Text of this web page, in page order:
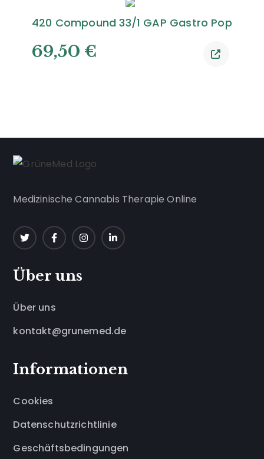
420 Compound 33/1 GAP Gastro Pop
69,50 €
Medizinische Cannabis Therapie Online
Über uns
Über uns
kontakt@grunemed.de
Informationen
Cookies
Datenschutzrichtlinie
Geschäftsbedingungen